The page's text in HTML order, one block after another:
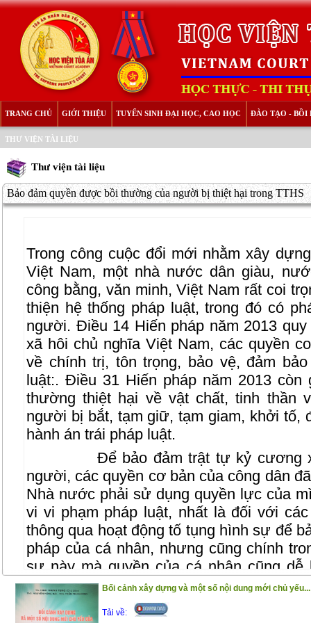
TRANG CHỦ GIỚI THIỆU TUYỂN SINH ĐẠI HỌC, CAO HỌC ĐÀO TẠO - BỒI
THƯ VIỆN TÀI LIỆU
Thư viện tài liệu
Bảo đảm quyền được bồi thường của người bị thiệt hại trong TTHS
Trong công cuộc đổi mới nhằm xây
Việt Nam, một nhà nước dân giàu,
công bằng, văn minh, Việt Nam rất coi
thiện hệ thống pháp luật, trong đó có
người. Điều 14 Hiến pháp năm 2013
xã hôi chủ nghĩa Việt Nam, các quyền
về chính trị, tôn trọng, bảo vệ, đảm
luật:. Điều 31 Hiến pháp năm 2013
thường thiệt hại về vật chất, tinh thần
người bị bắt, tạm giữ, tạm giam, khởi tố,
hành án trái pháp luật.
Để bảo đảm trật tự kỷ cương
người, các quyền cơ bản của công dân
Nhà nước phải sử dụng quyền lực của
vi vi phạm pháp luật, nhất là đối với
thông qua hoạt động tố tụng hình sự để
pháp của cá nhân, nhưng cũng chính
sự này mà quyền của cá nhân cũng dễ
hoạt đọng tố tụng hình sự, cơ quan tiến
vụ án hình sự mà ở đó số phận pháp lý
Bối cảnh xây dựng và một số nội dung mới chủ yếu...
Tải về: